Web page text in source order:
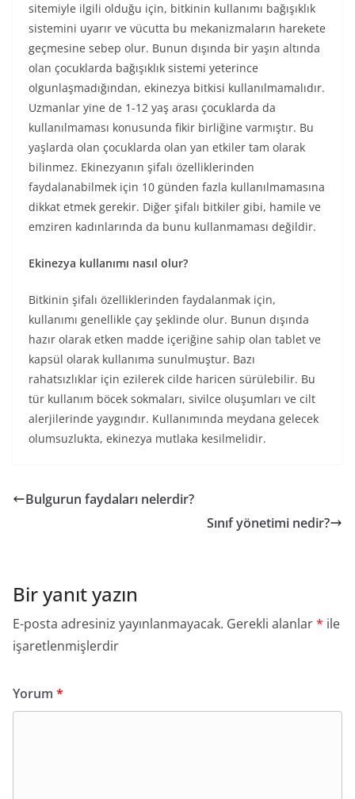
sitemiyle ilgili olduğu için, bitkinin kullanımı bağışıklık
sistemini uyarır ve vücutta bu mekanizmaların harekete
geçmesine sebep olur. Bunun dışında bir yaşın altında
olan çocuklarda bağışıklık sistemi yeterince
olgunlaşmadığından, ekinezya bitkisi kullanılmamalıdır.
Uzmanlar yine de 1-12 yaş arası çocuklarda da
kullanılmaması konusunda fikir birliğine varmıştır. Bu
yaşlarda olan çocuklarda olan yan etkiler tam olarak
bilinmez. Ekinezyanın şifalı özelliklerinden
faydalanabilmek için 10 günden fazla kullanılmamasına
dikkat etmek gerekir. Diğer şifalı bitkiler gibi, hamile ve
emziren kadınlarında da bunu kullanmaması değildir.
Ekinezya kullanımı nasıl olur?
Bitkinin şifalı özelliklerinden faydalanmak için,
kullanımı genellikle çay şeklinde olur. Bunun dışında
hazır olarak etken madde içeriğine sahip olan tablet ve
kapsül olarak kullanıma sunulmuştur. Bazı
rahatsızlıklar için ezilerek cilde haricen sürülebilir. Bu
tür kullanım böcek sokmaları, sivilce oluşumları ve cilt
alerjilerinde yaygındır. Kullanımında meydana gelecek
olumsuzlukta, ekinezya mutlaka kesilmelidir.
Bulgurun faydaları nelerdir?
Sınıf yönetimi nedir?
Bir yanıt yazın
E-posta adresiniz yayınlanmayacak. Gerekli alanlar* ile
işaretlenmişlerdir
Yorum *